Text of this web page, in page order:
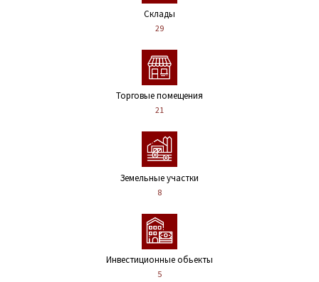
Склады
29
Торговые помещения
21
Земельные участки
8
Инвестиционные обьекты
5